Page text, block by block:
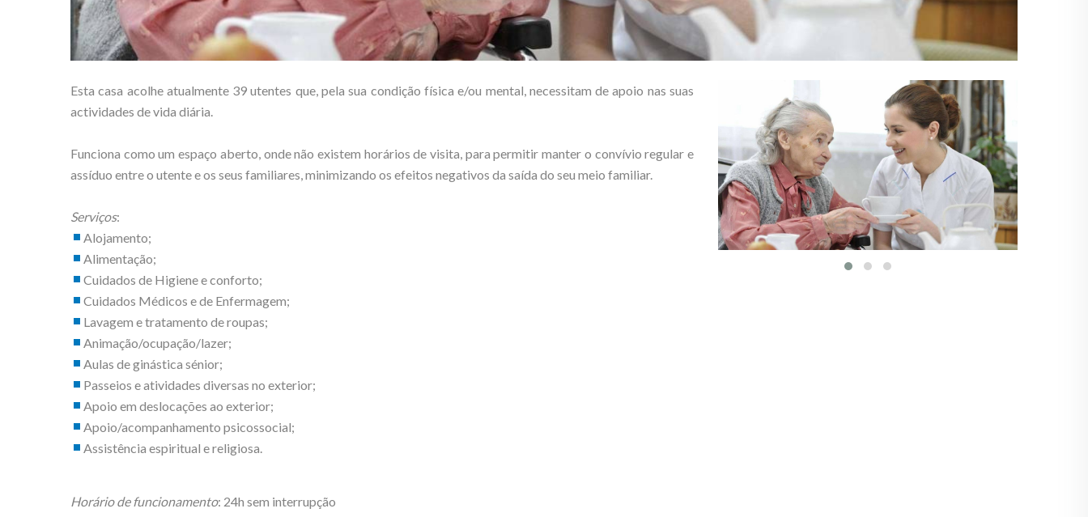
Esta casa acolhe atualmente 39 utentes que, pela sua condição física e/ou mental, necessitam de apoio nas suas
actividades de vida diária.
Funciona como um espaço aberto, onde não existem horários de visita, para permitir manter o convívio regular e
assíduo entre o utente e os seus familiares, minimizando os efeitos negativos da saída do seu meio familiar.
Serviços:
Alojamento;
Alimentação;
Cuidados de Higiene e conforto;
Cuidados Médicos e de Enfermagem;
Lavagem e tratamento de roupas;
Animação/ocupação/lazer;
Aulas de ginástica sénior;
Passeios e atividades diversas no exterior;
Apoio em deslocações ao exterior;
Apoio/acompanhamento psicossocial;
Assistência espiritual e religiosa.
Horário de funcionamento: 24h sem interrupção